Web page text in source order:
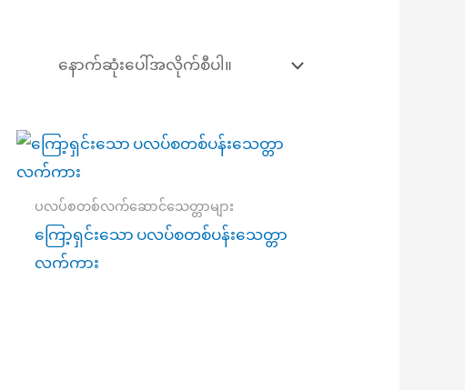
ပလပ်စတစ်လက်ဆောင်သေတ္တာများ
ကြော့ရှင်းသော ပလပ်စတစ်ပန်းသေတ္တာ
လက်ကား